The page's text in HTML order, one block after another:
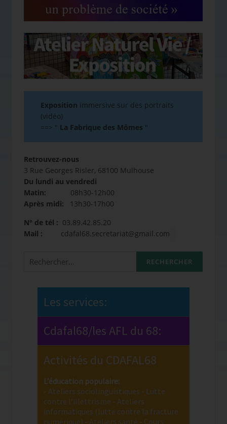
Exposition immersive sur des portraits
(vidéo)
==> " La Fabrique des Mômes "
Retrouvez-nous
3 Rue Georges Risler, 68100 Mulhouse
Du lundi au vendredi
Matin: 08h30-12h00
Après midi: 13h30-17h00
N° de tél : 03.89.42.85.20
Mail : cdafal68.secretariat@gmail.com